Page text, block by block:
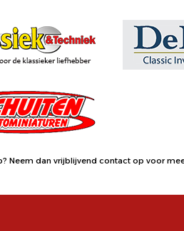
Neem dan vrijblijvend contact op voor